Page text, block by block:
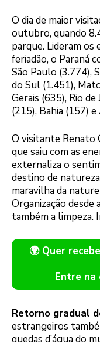
O dia de maior
outubro, quando
parque. Lideram
feriadão, o Paraná
São Paulo (3.774),
do Sul (1.451),
Gerais (635), Rio
(215), Bahia (157)
O visitante Renato
que saiu com as
externaliza o
destino de
maravilha da
Organização desde
também a limpeza.
🌍 Quer
Entre na
Retorno gradual
estrangeiros